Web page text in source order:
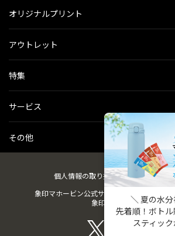
オリジナルプリント
アウトレット
特集
サービス
その他
個人情報の取り扱い会社概要ご利用
象印マホービン公式サイト
象印パーツダイレクト
＼ 夏の水
先着順！ボト
スティッ